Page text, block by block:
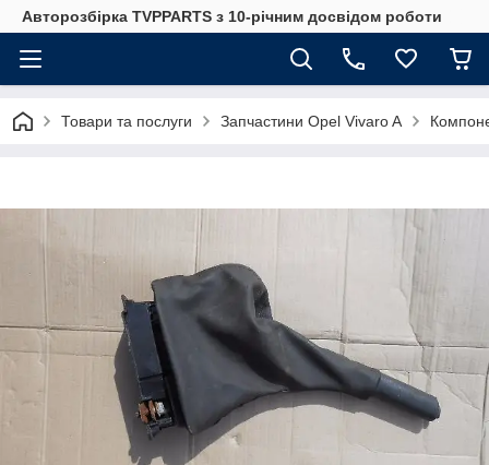
Авторозбірка TVPPARTS з 10-річним досвідом роботи
Товари та послуги Запчастини Opel Vivaro A